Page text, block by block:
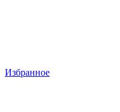
Избранное